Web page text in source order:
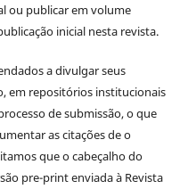
ou publicar em volume
inicial nesta revista.
a divulgar seus
em repositórios institucionais
de submissão, o que
as citações de o
que o cabeçalho do
pre-print enviada à Revista